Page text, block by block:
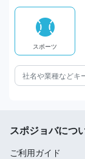
スポーツ
スポジョバにつ
ご利用ガイド